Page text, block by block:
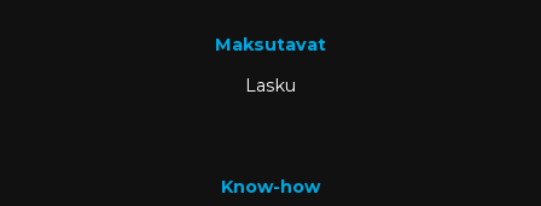
Maksutavat
Lasku
Know-how